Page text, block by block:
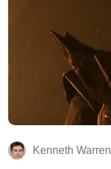
Kenneth Warren